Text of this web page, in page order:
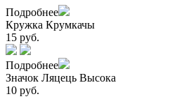
Подробнее
Кружка Крумкачы
15 руб.
Подробнее
Значок Ляцець Высока
10 руб.